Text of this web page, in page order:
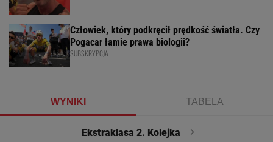
Człowiek, który podkręcił prędkość światła. Czy
Pogacar łamie prawa biologii?
SUBSKRYPCJA
WYNIKI TABELA
Ekstraklasa 2. Kolejka